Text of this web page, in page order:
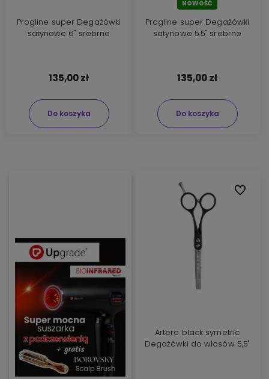
Progline super Degażówki
satynowe 6" srebrne
135,00 zł
Do koszyka
NOWOŚĆ
Progline super Degażówki
satynowe 5.5" srebrne
135,00 zł
Do koszyka
Artero black symetric
Degażówki do włosów 5,5"
Do